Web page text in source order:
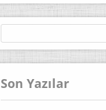
Arama:
Son Yazılar